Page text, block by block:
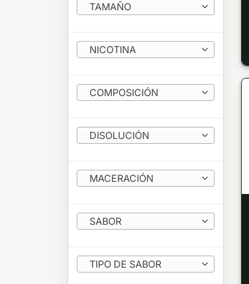
TAMAÑO
NICOTINA
COMPOSICIÓN
DISOLUCIÓN
MACERACIÓN
SABOR
TIPO DE SABOR